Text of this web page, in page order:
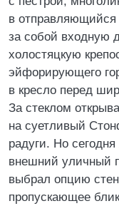
в отправляющийся
за собой входную
холостяцкую
эйфорирующего
в кресло перед
За стеклом
на суетливый
радуги. Но
внешний уличный
выбрал опцию
пропускающее